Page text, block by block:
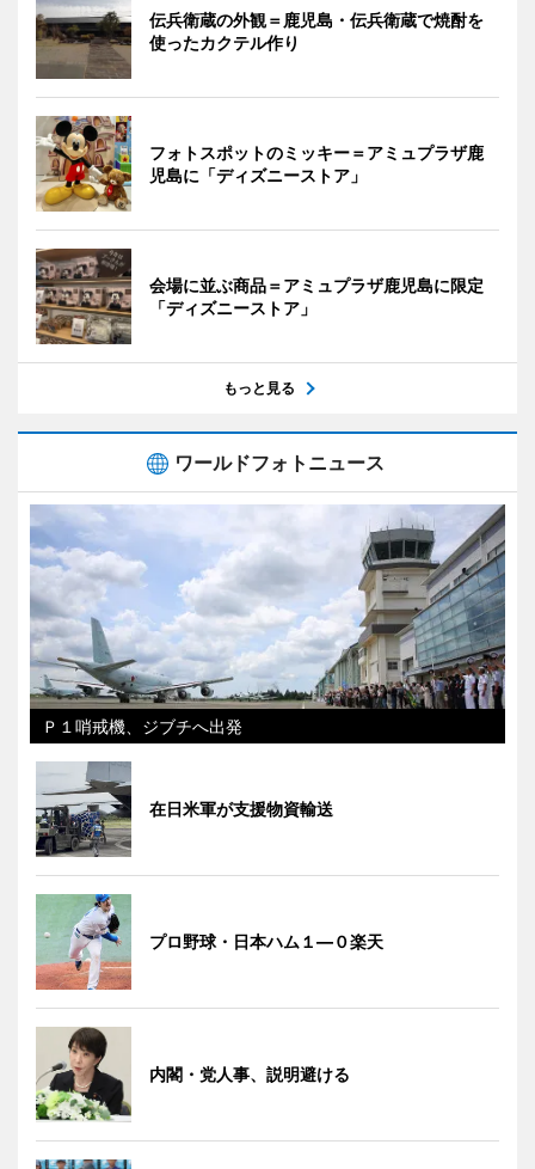
伝兵衛蔵の外観＝鹿児島・伝兵衛蔵で焼酎を
使ったカクテル作り
フォトスポットのミッキー＝アミュプラザ鹿
児島に「ディズニーストア」
会場に並ぶ商品＝アミュプラザ鹿児島に限定
「ディズニーストア」
もっと見る
ワールドフォトニュース
Ｐ１哨戒機、ジブチへ出発
在日米軍が支援物資輸送
プロ野球・日本ハム１―０楽天
内閣・党人事、説明避ける